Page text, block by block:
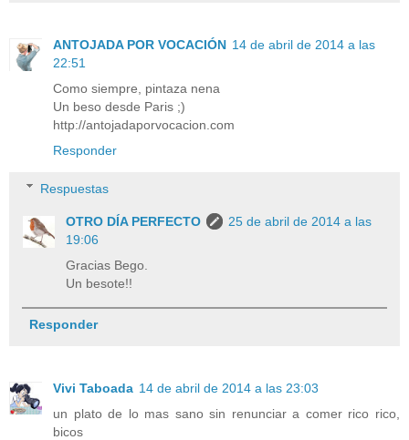
ANTOJADA POR VOCACIÓN 14 de abril de 2014 a las
22:51
Como siempre, pintaza nena
Un beso desde Paris ;)
http://antojadaporvocacion.com
Responder
Respuestas
OTRO DÍA PERFECTO
25 de abril de 2014 a las
19:06
Gracias Bego.
Un besote!!
Responder
Vivi Taboada 14 de abril de 2014 a las 23:03
un plato de lo mas sano sin renunciar a comer rico rico,
bicos